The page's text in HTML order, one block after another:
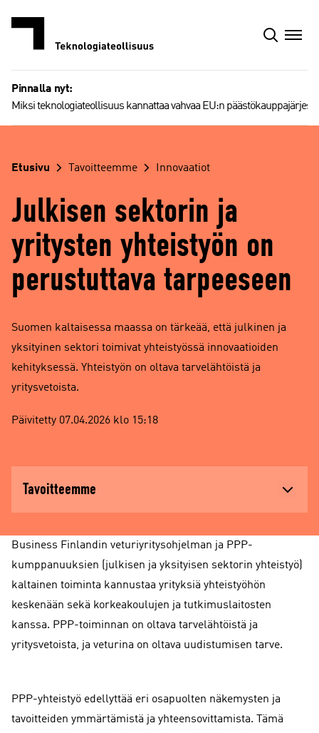
Pinnalla nyt:
Miksi teknologiateollisuus kannattaa vahvaa EU:n
Etusivu Tavoitteemme Innovaatiot
Julkisen sektorin ja
yritysten yhteistyön on
perustuttava tarpeeseen
Suomen kaltaisessa maassa on tärkeää, että julkinen ja
yksityinen sektori toimivat yhteistyössä innovaatioiden
kehityksessä. Yhteistyön on oltava tarvelähtöistä ja
yritysvetoista.
Päivitetty 07.04.2026 klo 15:18
Tavoitteemme
Business Finlandin veturiyritysohjelman ja PPP-
kumppanuuksien (julkisen ja yksityisen sektorin yhteistyö)
kaltainen toiminta kannustaa yrityksiä yhteistyöhön
keskenään sekä korkeakoulujen ja tutkimuslaitosten
kanssa. PPP-toiminnan on oltava tarvelähtöistä ja
yritysvetoista, ja veturina on oltava uudistumisen tarve.
PPP-yhteistyö edellyttää eri osapuolten näkemysten ja
tavoitteiden ymmärtämistä ja yhteensovittamista. Tämä